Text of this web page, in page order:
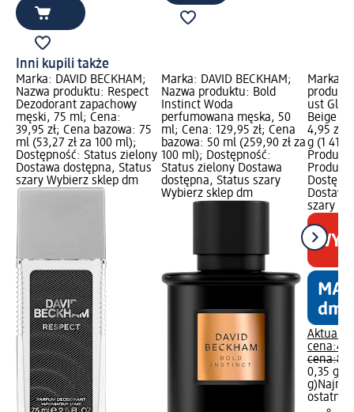
Inni kupili także
Marka: DAVID BECKHAM;
Nazwa produktu: Respect
Dezodorant zapachowy
męski, 75 ml; Cena:
39,95 zł; Cena bazowa: 75
ml (53,27 zł za 100 ml);
Dostępność: Status zielony
Dostawa dostępna, Status
szary Wybierz sklep dm
Marka: DAVID BECKHAM;
Nazwa produktu: Bold
Instinct Woda
perfumowana męska, 50
ml; Cena: 129,95 zł; Cena
bazowa: 50 ml (259,90 zł za
100 ml); Dostępność:
Status zielony Dostawa
dostępna, Status szary
Wybierz sklep dm
Marka:
ust
Beige
4,95 zł;
g (1
Produkt
szary
Aktualna
cena:
cena:
0,35 g (1
g)